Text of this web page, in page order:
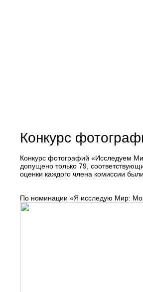
Конкурс
Конкурс фотографий «Исследуем
допущено только 79,
оценки каждого члена комиссии
По номинации «Я исследую Мир: